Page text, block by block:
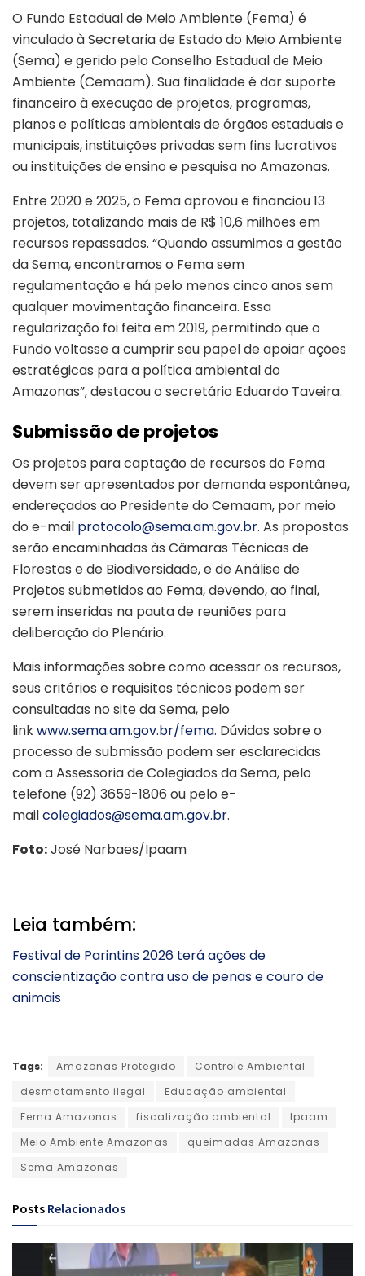
O Fundo Estadual de Meio Ambiente (Fema) é
vinculado à Secretaria de Estado do Meio Ambiente
(Sema) e gerido pelo Conselho Estadual de Meio
Ambiente (Cemaam). Sua finalidade é dar suporte
financeiro à execução de projetos, programas,
planos e políticas ambientais de órgãos estaduais e
municipais, instituições privadas sem fins lucrativos
ou instituições de ensino e pesquisa no Amazonas.
Entre 2020 e 2025, o Fema aprovou e financiou 13
projetos, totalizando mais de R$ 10,6 milhões em
recursos repassados. “Quando assumimos a gestão
da Sema, encontramos o Fema sem
regulamentação e há pelo menos cinco anos sem
qualquer movimentação financeira. Essa
regularização foi feita em 2019, permitindo que o
Fundo voltasse a cumprir seu papel de apoiar ações
estratégicas para a política ambiental do
Amazonas”, destacou o secretário Eduardo Taveira.
Submissão de projetos
Os projetos para captação de recursos do Fema
devem ser apresentados por demanda espontânea,
endereçados ao Presidente do Cemaam, por meio
do e-mail protocolo@sema.am.gov.br. As propostas
serão encaminhadas às Câmaras Técnicas de
Florestas e de Biodiversidade, e de Análise de
Projetos submetidos ao Fema, devendo, ao final,
serem inseridas na pauta de reuniões para
deliberação do Plenário.
Mais informações sobre como acessar os recursos,
seus critérios e requisitos técnicos podem ser
consultadas no site da Sema, pelo
linkwww.sema.am.gov.br/fema. Dúvidas sobre o
processo de submissão podem ser esclarecidas
com a Assessoria de Colegiados da Sema, pelo
telefone (92) 3659-1806 ou pelo e-
mailcolegiados@sema.am.gov.br.
Foto:José Narbaes/Ipaam
Leia também:
Festival de Parintins 2026 terá ações de
conscientização contra uso de penas e couro de
animais
Tags: Amazonas Protegido
Controle Ambiental
desmatamento ilegal
Educação ambiental
Fema Amazonas
fiscalização ambiental
Ipaam
Meio Ambiente Amazonas
queimadas Amazonas
Sema Amazonas
Posts Relacionados